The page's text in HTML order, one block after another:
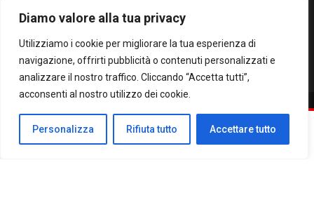
Diamo valore alla tua privacy
Utilizziamo i cookie per migliorare la tua esperienza di
navigazione, offrirti pubblicità o contenuti personalizzati e
analizzare il nostro traffico. Cliccando “Accetta tutti”,
acconsenti al nostro utilizzo dei cookie.
Personalizza Rifiuta tutto Accettare tutto
CARITÁ GIUBILEO
CULTURA MEDIA
Facebook
WhatsApp
Threads
Email
Condividi